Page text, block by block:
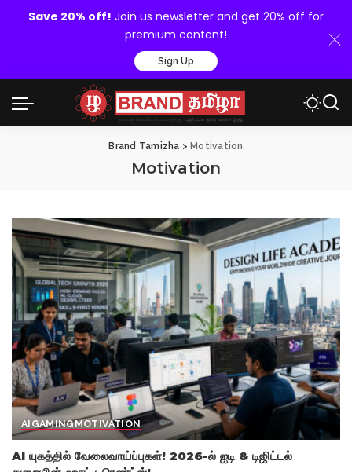
Save 20% off! Join us newsletter and get 20% off for
premium content!
Sign Up
Brand Tamizha > Motivation
Motivation
AIGAMINGMOTIVATION
AI யுகத்தில் வேலைவாய்ப்புகள்! 2026-ல் ஐடி & டிஜிட்டல்